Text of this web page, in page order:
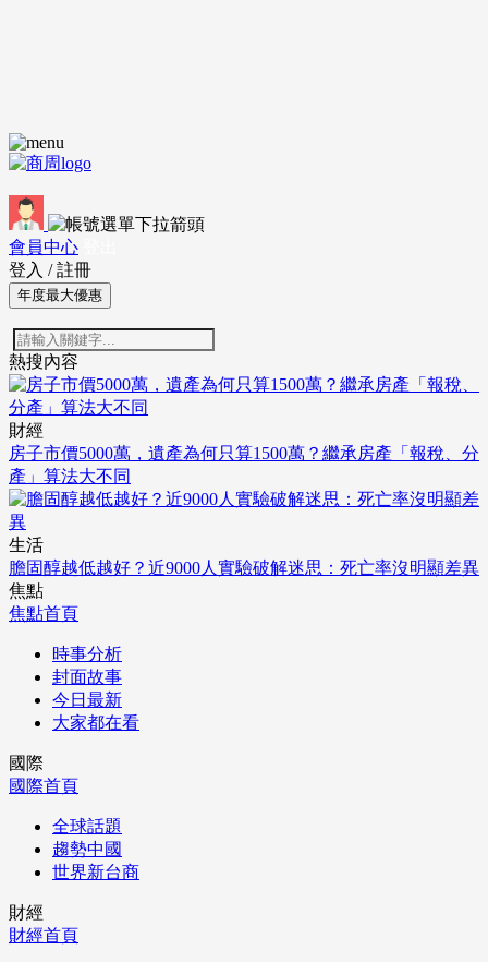
會員中心
登入 / 註冊
年度最大優惠
熱搜內容
財經
房子市價5000萬，遺產為何只算1500萬？繼承房產「報稅、分
產」算法大不同
生活
膽固醇越低越好？近9000人實驗破解迷思：死亡率沒明顯差異
焦點
焦點首頁
時事分析
封面故事
今日最新
大家都在看
國際
國際首頁
全球話題
趨勢中國
世界新台商
財經
財經首頁